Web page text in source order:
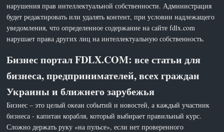
нарушения прав интеллектуальной собственности. Администрация
будет редактировать или удалять контент, при условии надлежащего
уведомления, что определенное содержание на сайте fdlx.com
нарушает права других лиц на интеллектуальную собственность.
Бизнес портал FDLX.COM: все статьи для
бизнеса, предпринимателей, всех граждан
Украины и ближнего зарубежья
Бизнес – это целый океан событий и новостей, а каждый участник
бизнеса - капитан корабля, который выбирает правильный курс.
Сложно держать руку «на пульсе», если нет проверенного